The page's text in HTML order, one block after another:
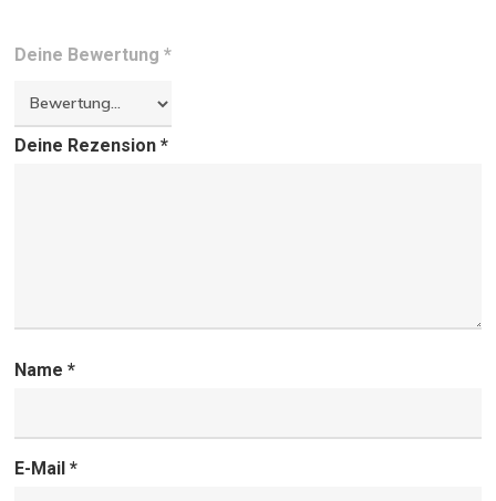
Deine Bewertung*
Deine Rezension*
Name*
E-Mail*